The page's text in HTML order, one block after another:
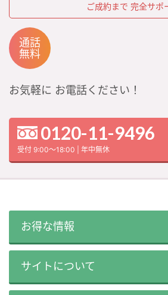
ご成約まで 完全サポ
通話
無料
お気軽に お電話ください！
0120-11-9496
受付 9:00～18:00 | 年中無休
お得な情報
サイトについて